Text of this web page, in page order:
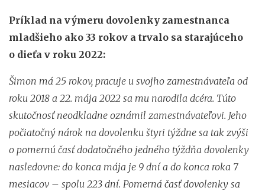
Príklad na výmeru dovolenky zamestnanca
mladšieho ako 33 rokov a trvalo sa starajúceho
o dieťa v roku 2022:
Šimon má 25 rokov, pracuje u svojho zamestnávateľa od
roku 2018 a 22. mája 2022 sa mu narodila dcéra. Túto
skutočnosť neodkladne oznámil zamestnávateľovi. Jeho
počiatočný nárok na dovolenku štyri týždne sa tak zvýši
o pomernú časť dodatočného jedného týždňa dovolenky
nasledovne: do konca mája je 9 dní a do konca roka 7
mesiacov – spolu 223 dní. Pomerná časť dovolenky sa